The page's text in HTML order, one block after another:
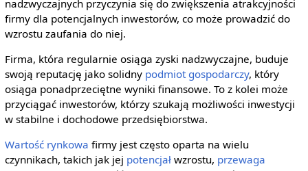
nadzwyczajnych przyczynia się do zwiększenia atrakcyjności
firmy dla potencjalnych inwestorów, co może prowadzić do
wzrostu zaufania do niej.
Firma, która regularnie osiąga zyski nadzwyczajne, buduje
swoją reputację jako solidny podmiot gospodarczy, który
osiąga ponadprzeciętne wyniki finansowe. To z kolei może
przyciągać inwestorów, którzy szukają możliwości inwestycji
w stabilne i dochodowe przedsiębiorstwa.
Wartość rynkowa firmy jest często oparta na wielu
czynnikach, takich jak jej potencjałwzrostu, przewaga